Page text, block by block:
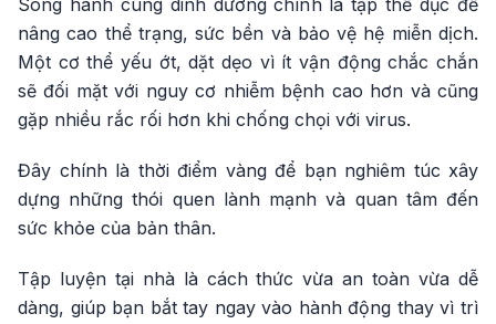
Song hành cùng dinh dưỡng chính là tập thể dục để
nâng cao thể trạng, sức bền và bảo vệ hệ miễn dịch.
Một cơ thể yếu ớt, dặt dẹo vì ít vận động chắc chắn
sẽ đối mặt với nguy cơ nhiễm bệnh cao hơn và cũng
gặp nhiều rắc rối hơn khi chống chọi với virus.
Đây chính là thời điểm vàng để bạn nghiêm túc xây
dựng những thói quen lành mạnh và quan tâm đến
sức khỏe của bản thân.
Tập luyện tại nhà là cách thức vừa an toàn vừa dễ
dàng, giúp bạn bắt tay ngay vào hành động thay vì trì